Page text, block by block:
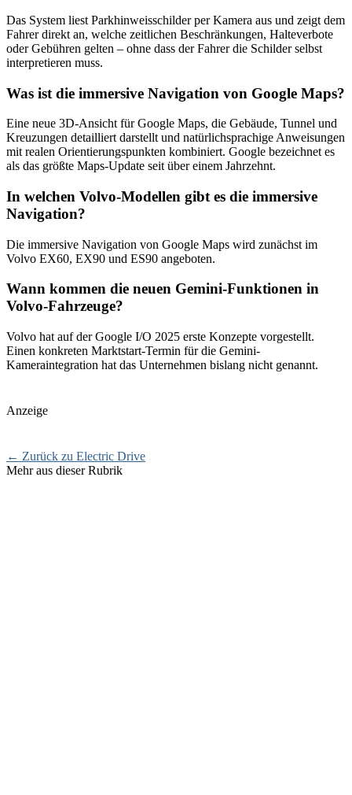
Das System liest Parkhinweisschilder per Kamera aus und zeigt dem
Fahrer direkt an, welche zeitlichen Beschränkungen, Halteverbote
oder Gebühren gelten – ohne dass der Fahrer die Schilder selbst
interpretieren muss.
Was ist die immersive Navigation von Google Maps?
Eine neue 3D-Ansicht für Google Maps, die Gebäude, Tunnel und
Kreuzungen detailliert darstellt und natürlichsprachige Anweisungen
mit realen Orientierungspunkten kombiniert. Google bezeichnet es
als das größte Maps-Update seit über einem Jahrzehnt.
In welchen Volvo-Modellen gibt es die immersive
Navigation?
Die immersive Navigation von Google Maps wird zunächst im
Volvo EX60, EX90 und ES90 angeboten.
Wann kommen die neuen Gemini-Funktionen in
Volvo-Fahrzeuge?
Volvo hat auf der Google I/O 2025 erste Konzepte vorgestellt.
Einen konkreten Marktstart-Termin für die Gemini-
Kameraintegration hat das Unternehmen bislang nicht genannt.
Anzeige
← Zurück zu Electric Drive
Mehr aus dieser Rubrik